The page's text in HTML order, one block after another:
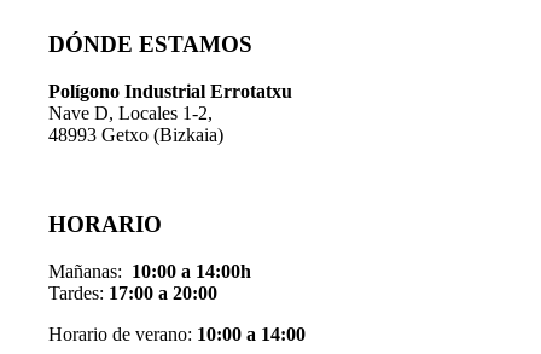
DÓNDE ESTAMOS
Polígono Industrial Errotatxu
Nave D, Locales 1-2,
48993 Getxo (Bizkaia)
HORARIO
Mañanas: 10:00 a 14:00h
Tardes: 17:00 a 20:00
Horario de verano: 10:00 a 14:00